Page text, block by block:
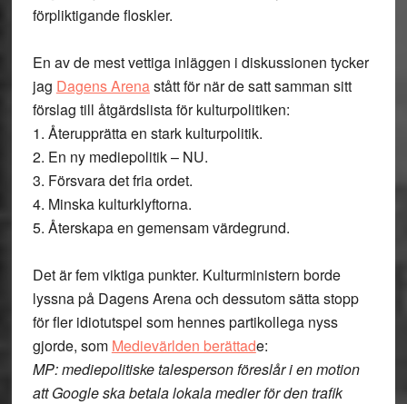
förpliktigande floskler.
En av de mest vettiga inläggen i diskussionen tycker
jag Dagens Arenastått för när de satt samman sitt
förslag till åtgärdslista för kulturpolitiken:
1. Återupprätta en stark kulturpolitik.
2. En ny mediepolitik – NU.
3. Försvara det fria ordet.
4. Minska kulturklyftorna.
5. Återskapa en gemensam värdegrund.
Det är fem viktiga punkter. Kulturministern borde
lyssna på Dagens Arena och dessutom sätta stopp
för fler idiotutspel som hennes partikollega nyss
gjorde, som Medievärlden berättade:
MP: mediepolitiske talesperson föreslår i en motion
att Google ska betala lokala medier för den trafik